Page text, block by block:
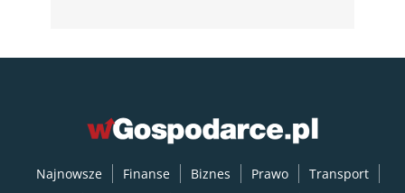
Najnowsze Finanse Biznes Prawo
Transport